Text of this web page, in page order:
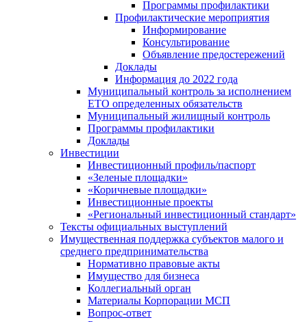
Программы профилактики
Профилактические мероприятия
Информирование
Консультирование
Объявление предостережений
Доклады
Информация до 2022 года
Муниципальный контроль за исполнением
ЕТО определенных обязательств
Муниципальный жилищный контроль
Программы профилактики
Доклады
Инвестиции
Инвестиционный профиль/паспорт
«Зеленые площадки»
«Коричневые площадки»
Инвестиционные проекты
«Региональный инвестиционный стандарт»
Тексты официальных выступлений
Имущественная поддержка субъектов малого и
среднего предпринимательства
Нормативно правовые акты
Имущество для бизнеса
Коллегиальный орган
Материалы Корпорации МСП
Вопрос-ответ